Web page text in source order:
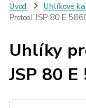
Úvod Uhlíkové
Protool JSP 80 E
Uhlíky
JSP 80